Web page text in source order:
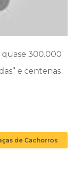
300.000
e centenas
de Cachorros